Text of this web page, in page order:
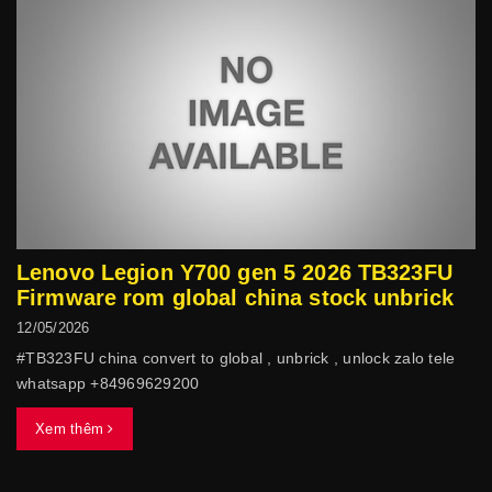
Lenovo Legion Y700 gen 5 2026 TB323FU
Firmware rom global china stock unbrick
12/05/2026
#TB323FU china convert to global , unbrick , unlock zalo tele
whatsapp +84969629200
Xem thêm